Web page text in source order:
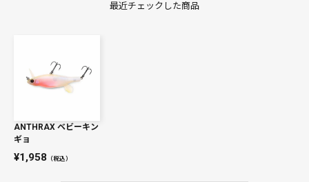
最近チェックした商品
ANTHRAX ベビーキン
ギョ
1,958 （税込）